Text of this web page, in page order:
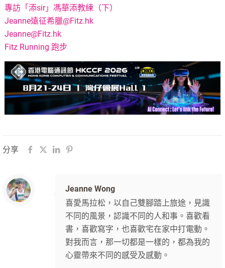
專訪「添sir」馮華添教練（下）
Jeanne遠征希臘@Fitz.hk
Jeanne@Fitz.hk
Fitz Running 跑步
分享
Jeanne Wong
喜愛馬拉松，以自己雙腳踏上旅途，見識
不同的風景，認識不同的人和事。喜歡看
書，喜歡寫字，也喜歡宅在家中打電動。
對我而言，那一切都是一樣的，都為我的
心靈帶來不同的感受及感動。